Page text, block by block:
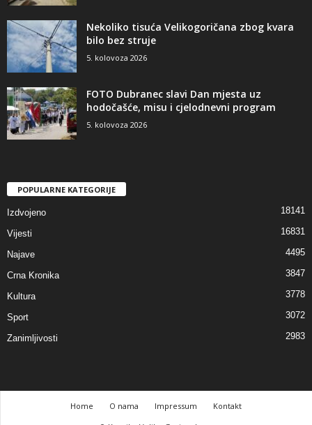
Nekoliko tisuća Velikogoričana zbog kvara
bilo bez struje
5. kolovoza 2026
FOTO Dubranec slavi Dan mjesta uz
hodočašće, misu i cjelodnevni program
5. kolovoza 2026
POPULARNE KATEGORIJE
Izdvojeno 18141
Vijesti 16831
Najave 4495
Crna Kronika 3847
Kultura 3778
Sport 3072
Zanimljivosti 2983
Home O nama Impressum
Kontakt